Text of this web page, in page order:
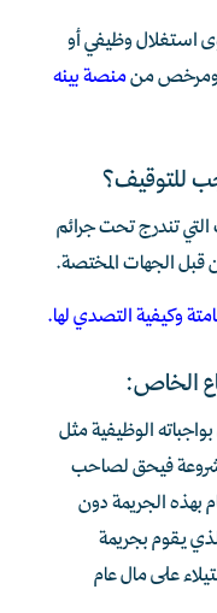
استغلال وظيفي أو
ومرخص منمنصة بينه
للتوقيف؟
تندرج تحت جرائم
قبل الجهات المختصة.
وكيفية التصدي لها.
الخاص:
الوظيفية مثل
فيحق لصاحب
بهذه الجريمة دون
يقوم بجريمة
على مال عام